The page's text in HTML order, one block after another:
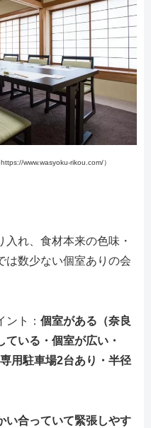
www.wasyoku-rikou.com/）
れ、食材本来の色味・
は数少ない個室ありの会
ト： 個室がある（奈良
いる・個室が広い・
用駐車場2台あり・半径
い合っていて緊張しやす